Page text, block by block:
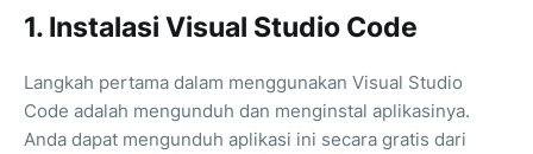
1. Instalasi Visual Studio Code
Langkah pertama dalam menggunakan Visual Studio
Code adalah mengunduh dan menginstal aplikasinya.
Anda dapat mengunduh aplikasi ini secara gratis dari